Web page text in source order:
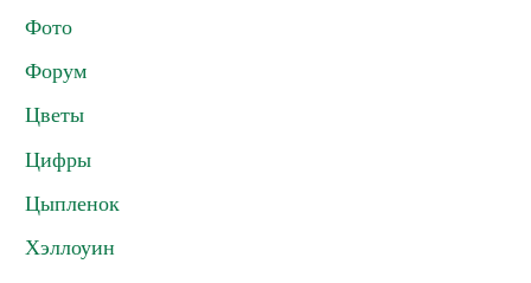
Фото
Форум
Цветы
Цифры
Цыпленок
Хэллоуин